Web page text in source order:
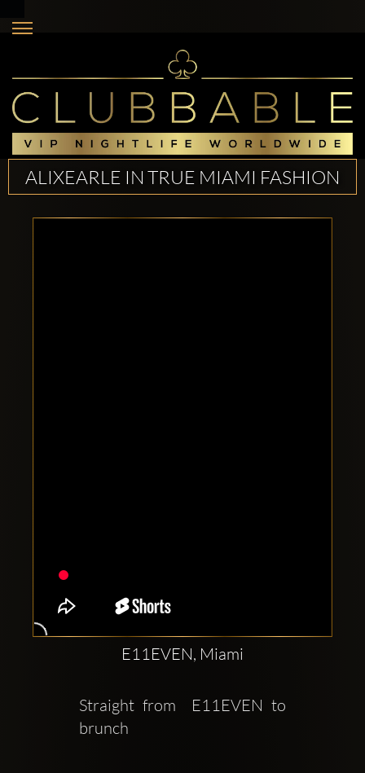
konton
ALIXEARLE IN TRUE MIAMI FASHION
E11EVEN, Miami
Straight from  E11EVEN to
brunch